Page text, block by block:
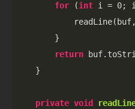
for (int i = 0;
        }
return
    }
private void